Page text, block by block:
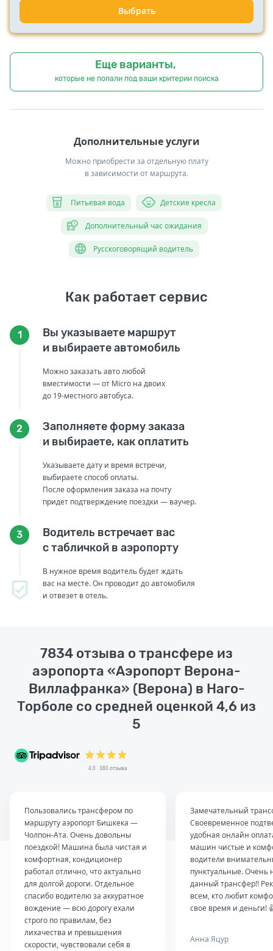
Выбрать
Еще варианты,
которые не попали под ваши критерии поиска
Дополнительные услуги
Можно приобрести за отдельную плату
в зависимости от маршрута.
Питьевая вода Детские кресла
Дополнительный час ожидания
Русскоговорящий водитель
Как работает сервис
1
Вы указываете маршрут
и выбираете автомобиль
Можно заказать авто любой
вместимости — от Micro на двоих
до 19-местного автобуса.
2
Заполняете форму заказа
и выбираете, как оплатить
Указываете дату и время встречи,
выбираете способ оплаты.
После оформления заказа на почту
придет подтверждение поездки — ваучер.
3
Водитель встречает вас
с табличкой в аэропорту
В нужное время водитель будет ждать
вас на месте. Он проводит до автомобиля
и отвезет в отель.
7834 отзыва о трансфере из
аэропорта «Аэропорт Верона-
Виллафранка» (Верона) в Наго-
Торболе со средней оценкой 4,6 из
5
4.0 · 380 отзыва
Пользовались трансфером по
маршруту аэропорт Бишкека —
Чолпон-Ата. Очень довольны
поездкой! Машина была чистая и
комфортная, кондиционер
работал отлично, что актуально
для долгой дороги. Отдельное
спасибо водителю за аккуратное
вождение — всю дорогу ехали
строго по правилам, без
лихачества и превышения
скорости, чувствовали себя в
Замечательный
Своевременное
удобная онлайн
машин чистые и
водители
пунктуальные. Очень
данный трансфер!!
всем, кто любит
свое время и деньги!
Анна Яцур